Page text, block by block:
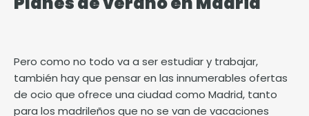
Pero como no todo va a ser estudiar y trabajar,
también hay que pensar en las innumerables ofertas
de ocio que ofrece una ciudad como Madrid, tanto
para los madrileños que no se van de vacaciones